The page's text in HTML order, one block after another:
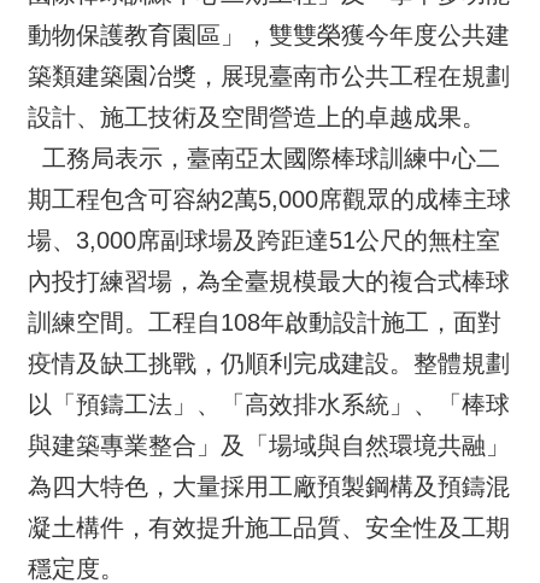
動物保護教育園區」，雙雙榮獲今年度公共建
築類建築園冶獎，展現臺南市公共工程在規劃
設計、施工技術及空間營造上的卓越成果。
工務局表示，臺南亞太國際棒球訓練中心二
期工程包含可容納2萬5,000席觀眾的成棒主球
場、3,000席副球場及跨距達51公尺的無柱室
內投打練習場，為全臺規模最大的複合式棒球
訓練空間。工程自108年啟動設計施工，面對
疫情及缺工挑戰，仍順利完成建設。整體規劃
以「預鑄工法」、「高效排水系統」、「棒球
與建築專業整合」及「場域與自然環境共融」
為四大特色，大量採用工廠預製鋼構及預鑄混
凝土構件，有效提升施工品質、安全性及工期
穩定度。